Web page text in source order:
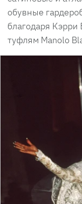
обувные
благодаря
туфлям Manolo